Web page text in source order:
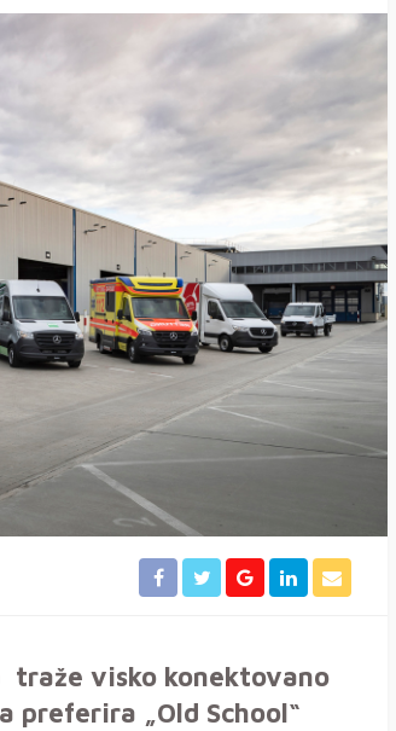
traže visko konektovano
„Old School“